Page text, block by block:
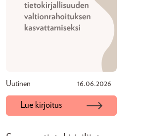
Uutinen 16.06.2026
Lue kirjoitus